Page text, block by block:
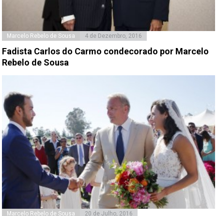
Marcelo Rebelo de Sousa 4 de Dezembro, 2016
Fadista Carlos do Carmo condecorado por Marcelo
Rebelo de Sousa
Marcelo Rebelo de Sousa 20 de Julho, 2016